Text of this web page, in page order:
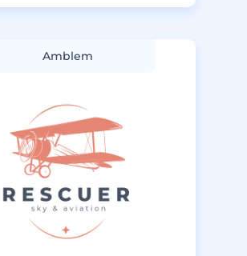
Amblem